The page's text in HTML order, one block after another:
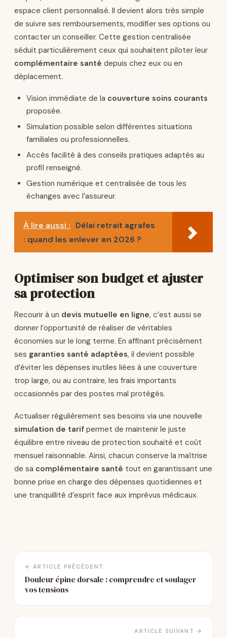
espace client personnalisé. Il devient alors très simple
de suivre ses remboursements, modifier ses options ou
contacter un conseiller. Cette gestion centralisée
séduit particulièrement ceux qui souhaitent piloter leur
complémentaire santé depuis chez eux ou en
déplacement.
Vision immédiate de la couverture soins courants
proposée.
Simulation possible selon différentes situations
familiales ou professionnelles.
Accès facilité à des conseils pratiques adaptés au
profil renseigné.
Gestion numérique et centralisée de tous les
échanges avec l’assureur.
À lire aussi : Délai retrait agrafes
: quand les enlever en 2026 ?
Optimiser son budget et ajuster
sa protection
Recourir à un devis mutuelle en ligne, c’est aussi se
donner l’opportunité de réaliser de véritables
économies sur le long terme. En affinant précisément
ses garanties santé adaptées, il devient possible
d’éviter les dépenses inutiles liées à une couverture
trop large, ou au contraire, les frais importants
occasionnés par des postes mal protégés.
Actualiser régulièrement ses besoins via une nouvelle
simulation de tarif permet de maintenir le juste
équilibre entre niveau de protection souhaité et coût
mensuel raisonnable. Ainsi, chacun conserve la maîtrise
de sa complémentaire santé tout en garantissant une
bonne prise en charge des dépenses quotidiennes et
une tranquillité d’esprit face aux imprévus médicaux.
← ARTICLE PRÉCÉDENT
Douleur épine dorsale : comprendre et soulager
vos tensions
ARTICLE SUIVANT →